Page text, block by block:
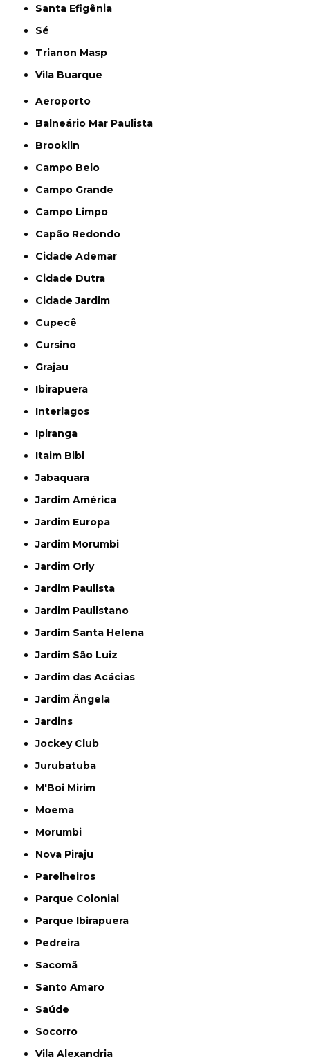
Santa Efigênia
Sé
Trianon Masp
Vila Buarque
Aeroporto
Balneário Mar Paulista
Brooklin
Campo Belo
Campo Grande
Campo Limpo
Capão Redondo
Cidade Ademar
Cidade Dutra
Cidade Jardim
Cupecê
Cursino
Grajau
Ibirapuera
Interlagos
Ipiranga
Itaim Bibi
Jabaquara
Jardim América
Jardim Europa
Jardim Morumbi
Jardim Orly
Jardim Paulista
Jardim Paulistano
Jardim Santa Helena
Jardim São Luiz
Jardim das Acácias
Jardim Ângela
Jardins
Jockey Club
Jurubatuba
M'Boi Mirim
Moema
Morumbi
Nova Piraju
Parelheiros
Parque Colonial
Parque Ibirapuera
Pedreira
Sacomã
Santo Amaro
Saúde
Socorro
Vila Alexandria